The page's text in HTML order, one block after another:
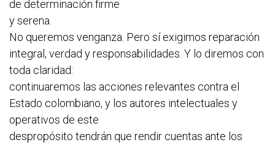
de determinación firme
y serena.
No queremos venganza. Pero sí exigimos reparación
integral, verdad y responsabilidades. Y lo diremos con
toda claridad:
continuaremos las acciones relevantes contra el
Estado colombiano, y los autores intelectuales y
operativos de este
despropósito tendrán que rendir cuentas ante los